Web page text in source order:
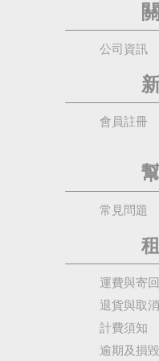
公司資訊
會員註冊
常見問題
運費與寄
退貨與取
計費須知
逾期及損